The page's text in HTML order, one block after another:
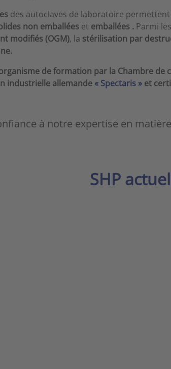
des autoclaves de laboratoire
non emballées et emballées . Parmi
modifiés (OGM), la stérilisation par
de formation par la Chambre de
industrielle allemande « Spectaris » et
à notre expertise en
SHP actuel